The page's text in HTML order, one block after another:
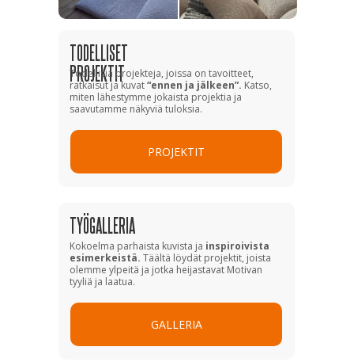
TODELLISET
PROJEKTIT
Todellisia projekteja, joissa on tavoitteet,
ratkaisut ja kuvat“ennen ja jälkeen”. Katso,
miten lähestymme jokaista projektia ja
saavutamme näkyviä tuloksia.
PROJEKTIT
TYÖGALLERIA
Kokoelma parhaista kuvista ja inspiroivista
esimerkeistä. Täältä löydät projektit, joista
olemme ylpeitä ja jotka heijastavat Motivan
tyyliä ja laatua.
GALLERIA